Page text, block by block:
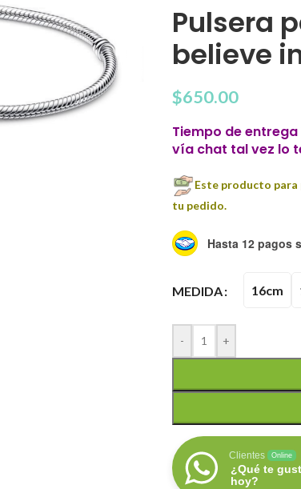
Pulsera
believe
$650.00
Tiempo de
vía chat tal vez lo
Este producto
tu pedido.
Hasta 12 pagos
MEDIDA 16cm
- +
Clientes Online
¿Qué te
hoy?